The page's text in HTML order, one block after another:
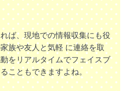
ば、現地での情報収集にも役
族や友人と気軽 に連絡を取
をリアルタイムでフェイスブ
こともできますよね。